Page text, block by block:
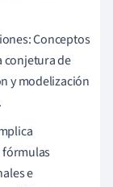
Conceptos
conjetura de
y modelización
e